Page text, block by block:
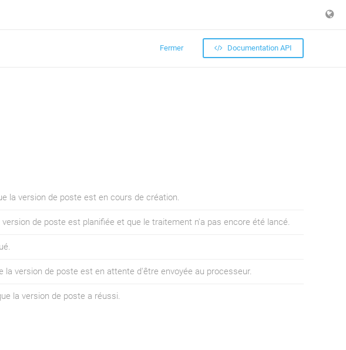
Fermer Documentation API
la version de poste est en cours de création.
version de poste est planifiée et que le traitement n'a pas encore été lancé.
la version de poste est en attente d'être envoyée au processeur.
la version de poste a réussi.